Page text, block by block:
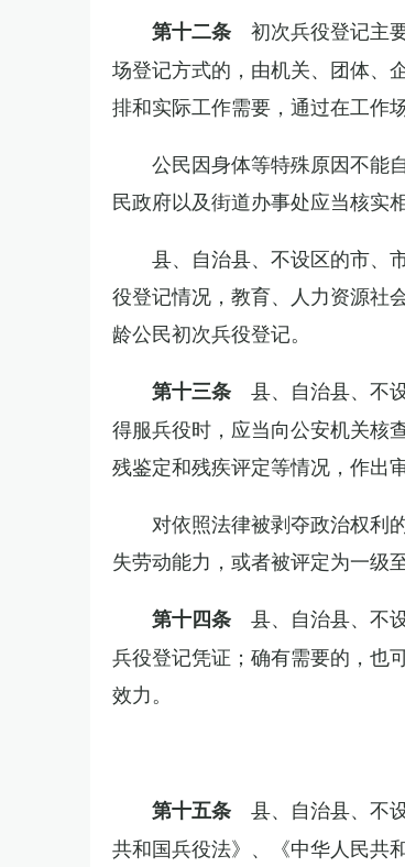
第十二条 初次兵役登记主
场登记方式的，由机关、团体、
排和实际工作需要，通过在工作
公民因身体等特殊原因不能
民政府以及街道办事处应当核实
县、自治县、不设区的市、
役登记情况，教育、人力资源社
龄公民初次兵役登记。
第十三条 县、自治县、不
得服兵役时，应当向公安机关核
残鉴定和残疾评定等情况，作出
对依照法律被剥夺政治权利
失劳动能力，或者被评定为一级
第十四条 县、自治县、不
兵役登记凭证；确有需要的，也
效力。
第十五条 县、自治县、不
共和国兵役法》、《中华人民共